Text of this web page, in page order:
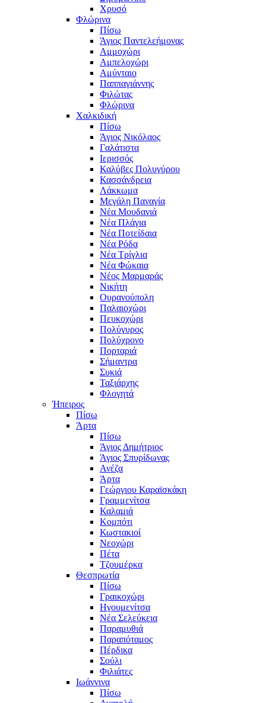
Χρυσό
Φλώρινα
Πίσω
Άγιος Παντελεήμονας
Αμμοχώρι
Αμπελοχώρι
Αμύνταιο
Παππαγιάννης
Φιλώτας
Φλώρινα
Χαλκιδική
Πίσω
Άγιος Νικόλαος
Γαλάτιστα
Ιερισσός
Καλύβες Πολυγύρου
Κασσάνδρεια
Λάκκωμα
Μεγάλη Παναγία
Νέα Μουδανιά
Νέα Πλάγια
Νέα Ποτείδαια
Νέα Ρόδα
Νέα Τρίγλια
Νέα Φώκαια
Νέος Μαρμαράς
Νικήτη
Ουρανούπολη
Παλαιοχώρι
Πευκοχώρι
Πολύγυρος
Πολύχρονο
Πορταριά
Σήμαντρα
Συκιά
Ταξιάρχης
Φλογητά
Ήπειρος
Πίσω
Άρτα
Πίσω
Άγιος Δημήτριος
Άγιος Σπυρίδωνας
Ανέζα
Άρτα
Γεώργιου Καραϊσκάκη
Γραμμενίτσα
Καλαμιά
Κομπότι
Κωστακιοί
Νεοχώρι
Πέτα
Τζουμέρκα
Θεσπρωτία
Πίσω
Γραικοχώρι
Ηγουμενίτσα
Νέα Σελεύκεια
Παραμυθιά
Παραπόταμος
Πέρδικα
Σούλι
Φιλιάτες
Ιωάννινα
Πίσω